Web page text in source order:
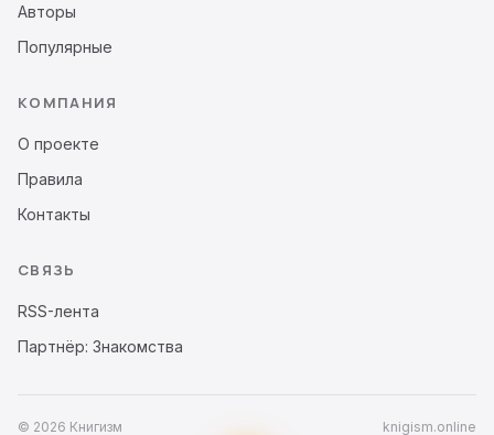
Авторы
Популярные
КОМПАНИЯ
О проекте
Правила
Контакты
СВЯЗЬ
RSS-лента
Партнёр: Знакомства
© 2026 Книгизм knigism.online